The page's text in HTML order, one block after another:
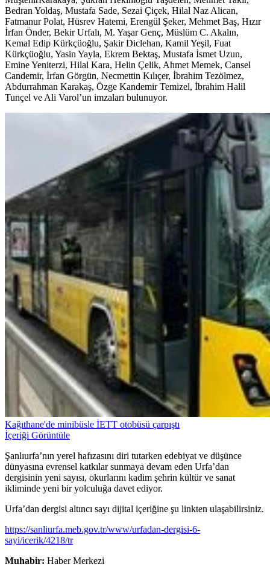
Bedran Yoldaş, Mustafa Sade, Sezai Çiçek, Hilal Naz Alican,
Fatmanur Polat, Hüsrev Hatemi, Erengül Şeker, Mehmet Baş, Hızır
İrfan Önder, Bekir Urfalı, M. Yaşar Genç, Müslüm C. Akalın,
Kemal Edip Kürkçüoğlu, Şakir Diclehan, Kamil Yeşil, Fuat
Kürkçüoğlu, Yasin Yayla, Ekrem Bektaş, Mustafa İsmet Uzun,
Emine Yeniterzi, Hilal Kara, Helin Çelik, Ahmet Memek, Cansel
Candemir, İrfan Görgün, Necmettin Kılıçer, İbrahim Tezölmez,
Abdurrahman Karakaş, Özge Kandemir Temizel, İbrahim Halil
Tunçel ve Ali Varol’un imzaları bulunuyor.
Kağıthane'de minibüsle İETT otobüsü çarpıştı
İçeriği Görüntüle
Şanlıurfa’nın yerel hafızasını diri tutarken edebiyat ve düşünce
dünyasına evrensel katkılar sunmaya devam eden Urfa’dan
dergisinin yeni sayısı, okurlarını kadim şehrin kültür ve sanat
ikliminde yeni bir yolculuğa davet ediyor.
Urfa’dan dergisi altıncı sayı dijital içeriğine şu linkten ulaşabilirsiniz.
https://sanliurfa.meb.gov.tr/www/urfadan-dergisi-6-
sayi/icerik/4218/tr
Muhabir: Haber Merkezi